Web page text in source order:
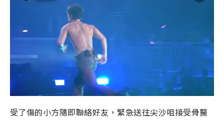
受了傷的小方隨即聯絡好友，緊急送往尖沙咀接受骨醫